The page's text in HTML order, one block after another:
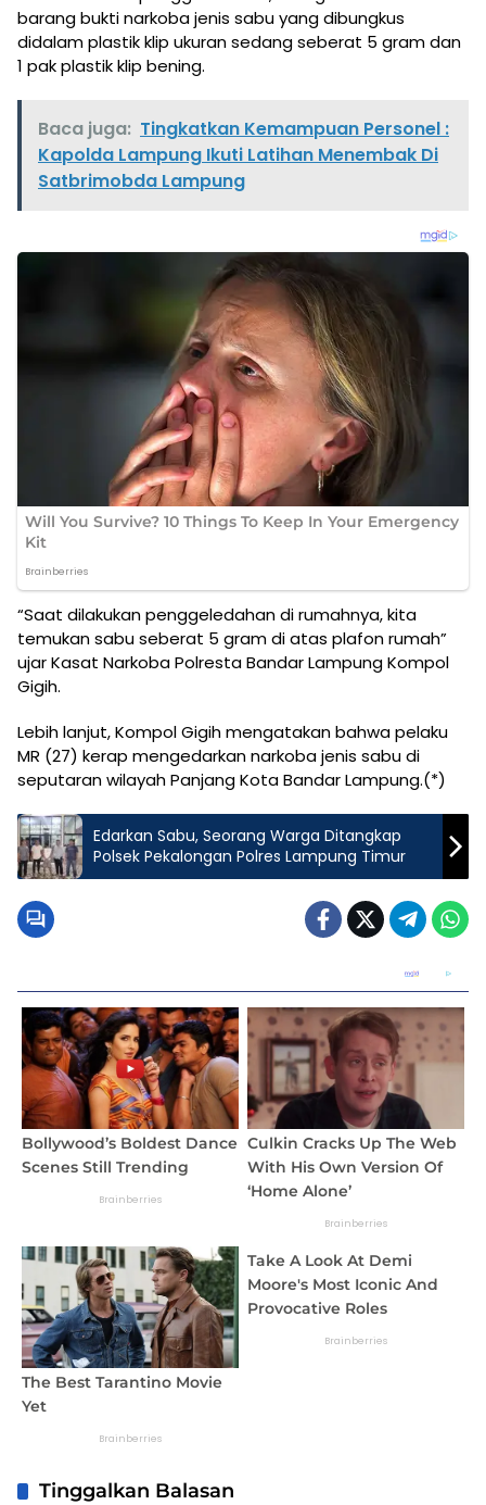
barang bukti narkoba jenis sabu yang dibungkus
didalam plastik klip ukuran sedang seberat 5 gram dan
1 pak plastik klip bening.
Baca juga: Tingkatkan Kemampuan Personel :
Kapolda Lampung Ikuti Latihan Menembak Di
Satbrimobda Lampung
“Saat dilakukan penggeledahan di rumahnya, kita
temukan sabu seberat 5 gram di atas plafon rumah”
ujar Kasat Narkoba Polresta Bandar Lampung Kompol
Gigih.
Lebih lanjut, Kompol Gigih mengatakan bahwa pelaku
MR (27) kerap mengedarkan narkoba jenis sabu di
seputaran wilayah Panjang Kota Bandar Lampung.(*)
Edarkan Sabu, Seorang Warga Ditangkap
Polsek Pekalongan Polres Lampung Timur
Tinggalkan Balasan